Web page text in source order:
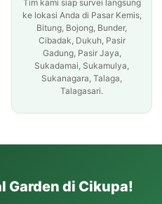
Tim kami siap survei langsung
ke lokasi Anda di Pasar Kemis,
Bitung, Bojong, Bunder,
Cibadak, Dukuh, Pasir
Gadung, Pasir Jaya,
Sukadamai, Sukamulya,
Sukanagara, Talaga,
Talagasari.
Garden di Cikupa!